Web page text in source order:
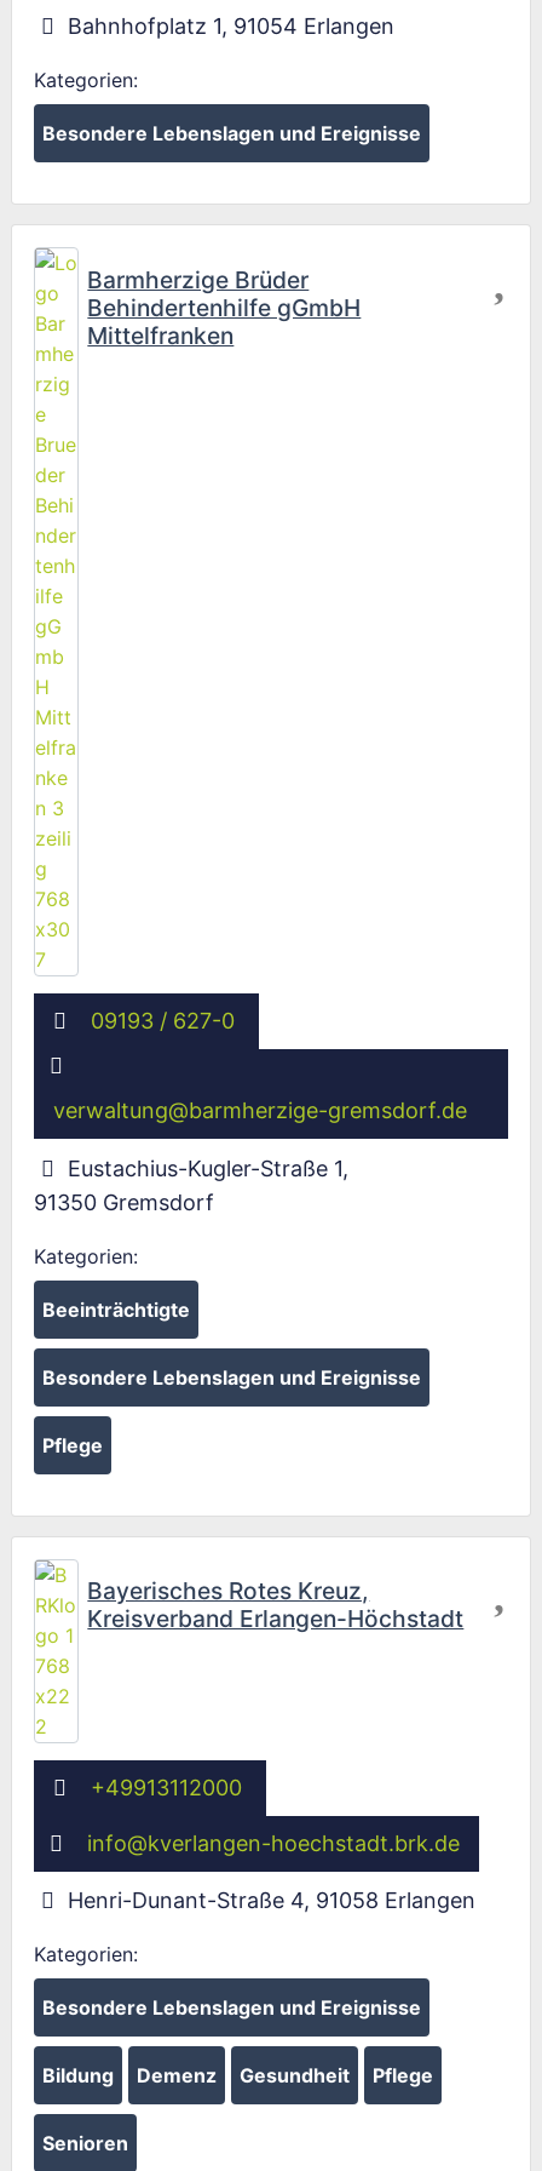
Bahnhofplatz 1, 91054 Erlangen
Kategorien:
Besondere Lebenslagen und Ereignisse
Barmherzige Brüder
Behindertenhilfe gGmbH
Mittelfranken
09193 / 627-0
verwaltung@barmherzige-gremsdorf.de
Eustachius-Kugler-Straße 1,
91350 Gremsdorf
Kategorien:
Beeinträchtigte
Besondere Lebenslagen und Ereignisse
Pflege
Bayerisches Rotes Kreuz,
Kreisverband Erlangen-Höchstadt
+49913112000
info@kverlangen-hoechstadt.brk.de
Henri-Dunant-Straße 4, 91058 Erlangen
Kategorien:
Besondere Lebenslagen und Ereignisse
Bildung Demenz Gesundheit Pflege
Senioren